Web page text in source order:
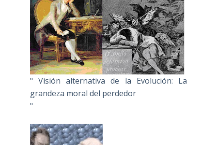
" Visión alternativa de la Evolución: La
grandeza moral del perdedor
"